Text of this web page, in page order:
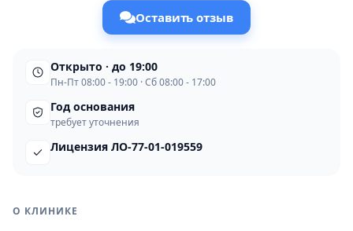
Оставить отзыв
Открыто · до 19:00
Пн-Пт 08:00 - 19:00 · Сб 08:00 - 17:00
Год основания
требует уточнения
Лицензия ЛО-77-01-019559
О КЛИНИКЕ